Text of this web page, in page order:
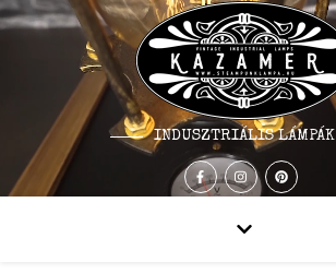
INDUSZTRIÁLIS LÁMPÁK